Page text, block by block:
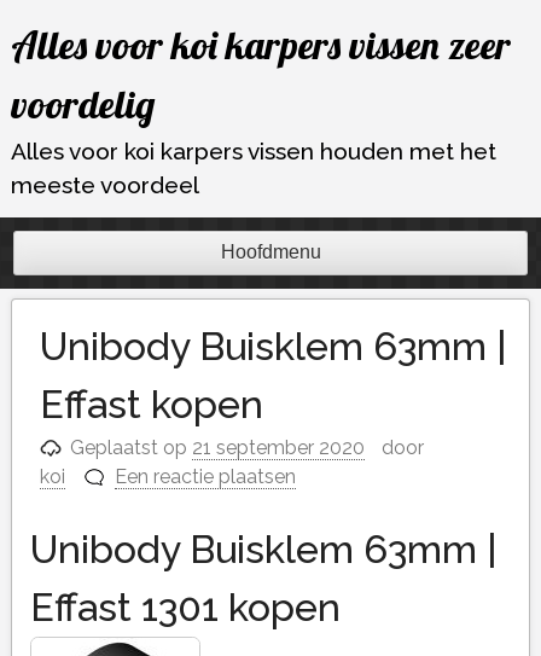
naar
inhoud
Alles voor koi karpers vissen zeer
voordelig
Alles voor koi karpers vissen houden met het
meeste voordeel
Hoofdmenu
Unibody Buisklem 63mm |
Effast kopen
Geplaatst op 21 september 2020
door
koi
Een reactie plaatsen
Unibody Buisklem 63mm |
Effast 1301 kopen